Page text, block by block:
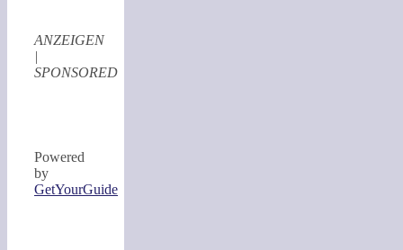
ANZEIGEN
|
SPONSORED
Powered
by
GetYourGuide